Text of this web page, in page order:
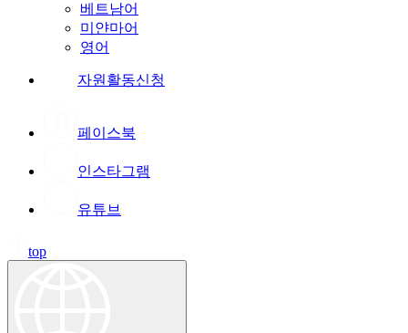
베트남어
미얀마어
영어
자원활동신청
페이스북
인스타그램
유튜브
top